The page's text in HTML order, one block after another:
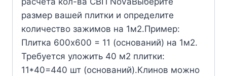
размер вашей плитки и определите
количество зажимов на 1м2.Пример:
Плитка 600х600 = 11 (оснований) на 1м2.
Требуется уложить 40 м2 плитки:
11*40=440 шт (оснований).Клинов можно